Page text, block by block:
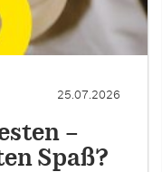
25.07.2026
–
Spaß?